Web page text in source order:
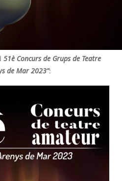
51è Concurs de Grups de Teatre
de Mar 2023”: